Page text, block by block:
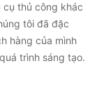
thủ công khác
tôi đã đặc
hàng của mình
trình sáng tạo.